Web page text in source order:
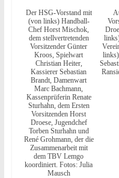
Der HSG-Vorstand mit
(von links) Handball-
Chef Horst Mischok,
dem stellvertretenden
Vorsitzender Günter
Kroos, Spielwart
Christian Heiter,
Kassierer Sebastian
Brandt, Damenwart
Marc Bachmann,
Kassenprüferin Renate
Sturhahn, dem Ersten
Vorsitzenden Horst
Droese, Jugendchef
Torben Sturhahn und
René Grohmann, der die
Zusammenarbeit mit
dem TBV Lemgo
koordiniert. Fotos: Julia
Mausch